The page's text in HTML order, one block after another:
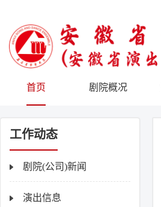
首页 剧院概况
工作动态
剧院(公司)新闻
演出信息